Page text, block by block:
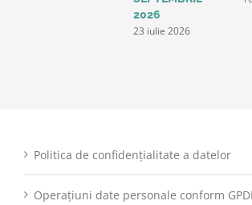
2026
23 iulie 2026
Politica de confidențialitate a datelor
Operațiuni date personale conform